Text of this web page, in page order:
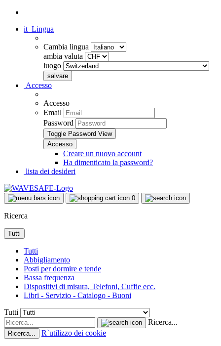
it Lingua
Cambia lingua
ambia valuta
luogo
Accesso
Accesso
Email
Password
Toggle Password View
Creare un nuovo account
Ha dimenticato la password?
lista dei desideri
0
Ricerca
Tutti
Tutti
Abbigliamento
Posti per dormire e tende
Bassa frequenza
Dispositivi di misura, Telefoni, Cuffie ecc.
Libri - Servizio - Catalogo - Buoni
Tutti
Ricerca...
Ricerca... R`utilizzo dei cookie